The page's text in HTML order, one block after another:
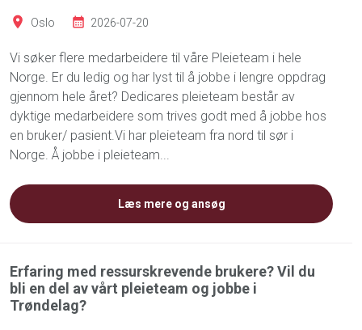
Oslo 2026-07-20
Vi søker flere medarbeidere til våre Pleieteam i hele
Norge. Er du ledig og har lyst til å jobbe i lengre oppdrag
gjennom hele året? Dedicares pleieteam består av
dyktige medarbeidere som trives godt med å jobbe hos
en bruker/ pasient.Vi har pleieteam fra nord til sør i
Norge. Å jobbe i pleieteam...
Læs mere og ansøg
Erfaring med ressurskrevende brukere? Vil du
bli en del av vårt pleieteam og jobbe i
Trøndelag?